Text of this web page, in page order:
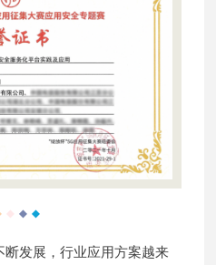
◆ ◆
发展，行业应用方案越来